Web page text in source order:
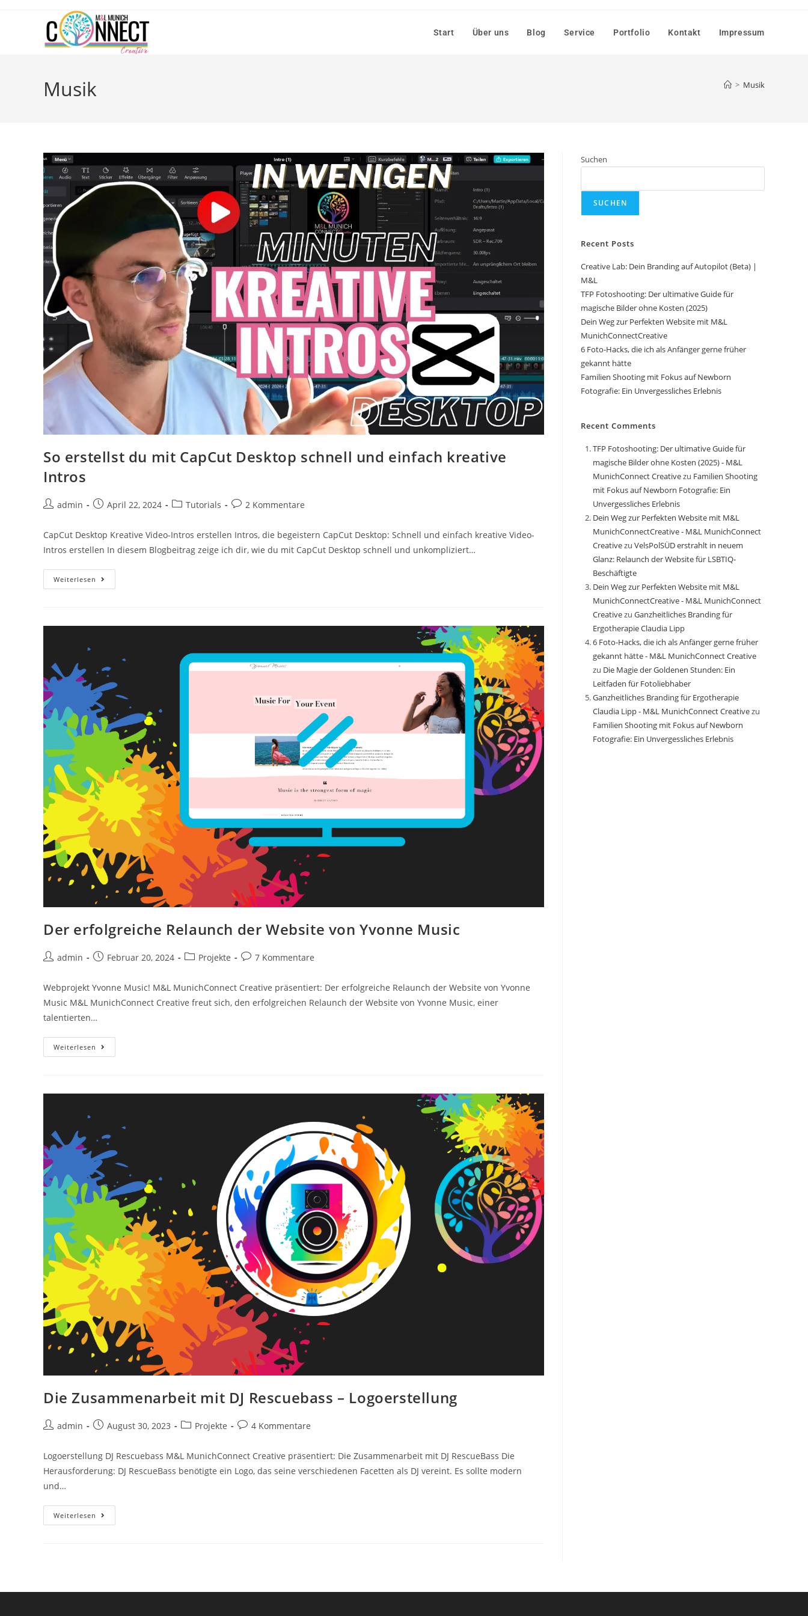
Start Über uns Blog Service Portfolio Kontakt Impressum
Musik > Musik
So erstellst du mit CapCut Desktop schnell und einfach kreative
Intros
admin April 22, 2024 Tutorials 2 Kommentare
CapCut Desktop Kreative Video-Intros erstellen Intros, die begeistern CapCut Desktop: Schnell und einfach kreative Video-
Intros erstellen In diesem Blogbeitrag zeige ich dir, wie du mit CapCut Desktop schnell und unkompliziert…
Weiterlesen
Der erfolgreiche Relaunch der Website von Yvonne Music
admin Februar 20, 2024 Projekte 7 Kommentare
Webprojekt Yvonne Music! M&L MunichConnect Creative präsentiert: Der erfolgreiche Relaunch der Website von Yvonne
Music M&L MunichConnect Creative freut sich, den erfolgreichen Relaunch der Website von Yvonne Music, einer
talentierten…
Weiterlesen
Die Zusammenarbeit mit DJ Rescuebass – Logoerstellung
admin August 30, 2023 Projekte 4 Kommentare
Logoerstellung DJ Rescuebass M&L MunichConnect Creative präsentiert: Die Zusammenarbeit mit DJ RescueBass Die
Herausforderung: DJ RescueBass benötigte ein Logo, das seine verschiedenen Facetten als DJ vereint. Es sollte modern
und…
Weiterlesen
Suchen
SUCHEN
Recent Posts
Creative Lab: Dein Branding auf Autopilot (Beta) |
M&L
TFP Fotoshooting: Der ultimative Guide für
magische Bilder ohne Kosten (2025)
Dein Weg zur Perfekten Website mit M&L
MunichConnectCreative
6 Foto-Hacks, die ich als Anfänger gerne früher
gekannt hätte
Familien Shooting mit Fokus auf Newborn
Fotografie: Ein Unvergessliches Erlebnis
Recent Comments
TFP Fotoshooting: Der ultimative Guide für
magische Bilder ohne Kosten (2025) - M&L
MunichConnect Creativezu Familien Shooting
mit Fokus auf Newborn Fotografie: Ein
Unvergessliches Erlebnis
Dein Weg zur Perfekten Website mit M&L
MunichConnectCreative - M&L MunichConnect
Creativezu VelsPolSÜD erstrahlt in neuem
Glanz: Relaunch der Website für LSBTIQ-
Beschäftigte
Dein Weg zur Perfekten Website mit M&L
MunichConnectCreative - M&L MunichConnect
Creativezu Ganzheitliches Branding für
Ergotherapie Claudia Lipp
6 Foto-Hacks, die ich als Anfänger gerne früher
gekannt hätte - M&L MunichConnect Creative
zu Die Magie der Goldenen Stunden: Ein
Leitfaden für Fotoliebhaber
Ganzheitliches Branding für Ergotherapie
Claudia Lipp - M&L MunichConnect Creativezu
Familien Shooting mit Fokus auf Newborn
Fotografie: Ein Unvergessliches Erlebnis